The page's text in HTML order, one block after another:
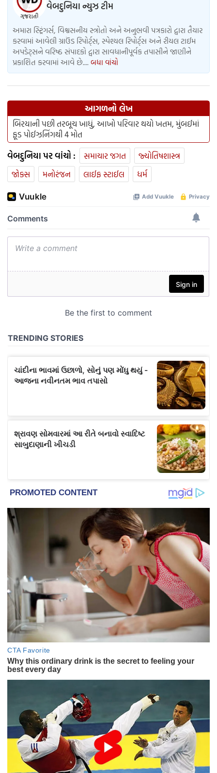
વેબદુનિયા ન્યુઝ ટીમ
અમારા સ્ટ્રિંગર્સ, વિશ્વસનીય સ્ત્રોતો અને અનુભવી પત્રકારો દ્વારા તૈયાર
કરવામાં આવેલી ગ્રાઉંડ રિપોર્ટ્સ, સ્પેશ્યલ રિપોર્ટ્સ અને રીયલ ટાઈમ
અપડેટ્સને વરિષ્ઠ સંપાદકો દ્વારા સાવધાનીપૂર્વક તપાસીને જાણીને
પ્રકાશિત કરવામાં આવે છે.... બધા વાંચો
આગળનો લેખ
બિરયાની પછી તરબૂચ ખાધું, આખો પરિવાર થયો ખતમ, મુંબઈમાં
ફૂડ પોઈઝનિંગથી 4 મોત
વેબદુનિયા પર વાંચો : સમાચાર જગત
જ્યોતિષશાસ્ત્ર
જોક્સ
મનોરંજન લાઈફ સ્ટાઈલ ધર્મ